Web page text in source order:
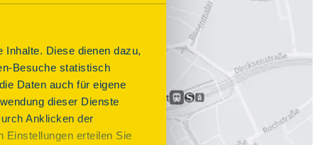
Inhalte. Diese dienen dazu,
Besuche statistisch
Daten auch für eigene
dieser Dienste
Anklicken der
Einstellungen erteilen Sie